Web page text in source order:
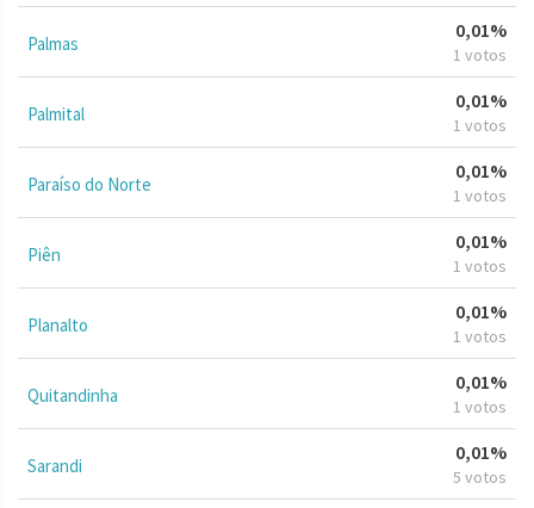
Palmas
0,01%
1 votos
Palmital
0,01%
1 votos
Paraíso do Norte
0,01%
1 votos
Piên
0,01%
1 votos
Planalto
0,01%
1 votos
Quitandinha
0,01%
1 votos
Sarandi
0,01%
5 votos